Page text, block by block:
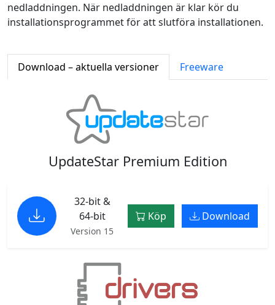
nedladdningen. När nedladdningen är klar kör du
installationsprogrammet för att slutföra installationen.
Download – aktuella versioner Freeware
UpdateStar Premium Edition
32-bit &
64-bit
Version 15
Köp Download